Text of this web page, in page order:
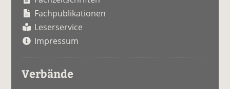
Fachpublikationen
Leserservice
Impressum
Verbände